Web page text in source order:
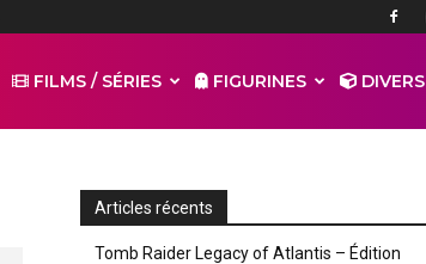
FILMS / SÉRIES FIGURINES DIVERS
Articles récents
Tomb Raider Legacy of Atlantis – Édition